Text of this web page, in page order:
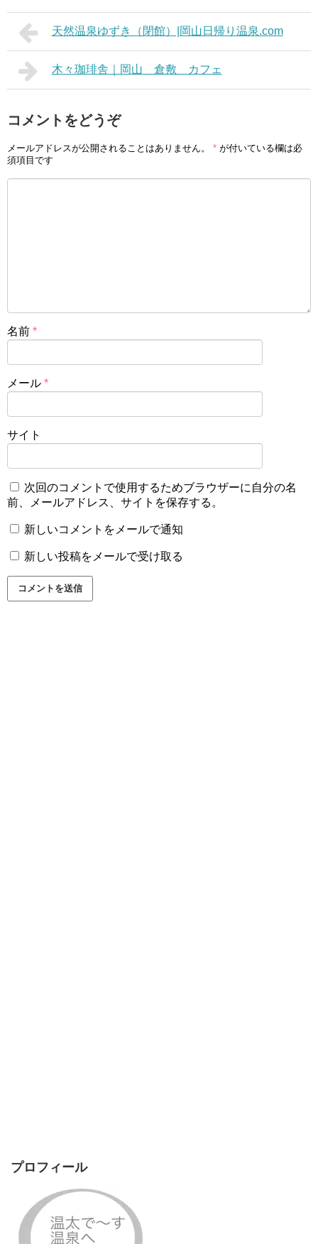
天然温泉ゆずき（閉館）|岡山日帰り温泉.com
木々珈琲舎｜岡山 倉敷 カフェ
コメントをどうぞ
メールアドレスが公開されることはありません。 * が付いている欄は必
須項目です
名前 *
メール *
サイト
次回のコメントで使用するためブラウザーに自分の名
前、メールアドレス、サイトを保存する。
新しいコメントをメールで通知
新しい投稿をメールで受け取る
プロフィール